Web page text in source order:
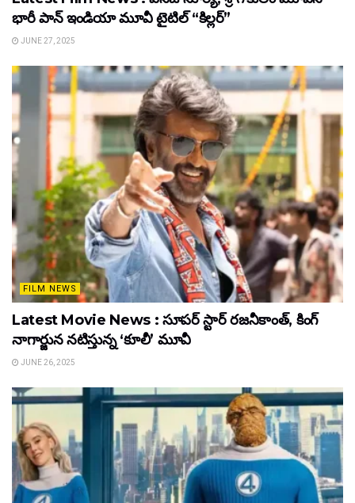
భారీ పాన్‌ ఇండియా మూవీ టైటిల్ “కిల్లర్”
JUNE 27, 2025
FILM NEWS
Latest Movie News : సూపర్ స్టార్ రజనీకాంత్, కింగ్
నాగార్జున నటిస్తున్న ‘కూలీ’ మూవీ
JUNE 26, 2025